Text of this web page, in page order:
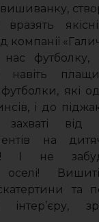
компанії
футболку,
які
і до
від
на
І не
оселі!
та
інтер’єру,